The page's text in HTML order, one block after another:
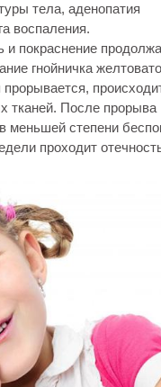
тела, аденопатия
воспаления.
и покраснение
гнойничка
тканей. После прорыва
меньшей степени
проходит